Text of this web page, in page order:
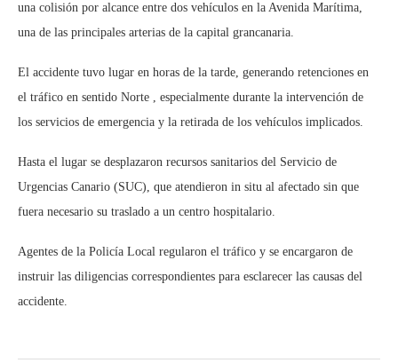
una colisión por alcance entre dos vehículos en la Avenida Marítima,
una de las principales arterias de la capital grancanaria.
El accidente tuvo lugar en horas de la tarde, generando retenciones en
el tráfico en sentido Norte , especialmente durante la intervención de
los servicios de emergencia y la retirada de los vehículos implicados.
Hasta el lugar se desplazaron recursos sanitarios del Servicio de
Urgencias Canario (SUC), que atendieron in situ al afectado sin que
fuera necesario su traslado a un centro hospitalario.
Agentes de la Policía Local regularon el tráfico y se encargaron de
instruir las diligencias correspondientes para esclarecer las causas del
accidente.